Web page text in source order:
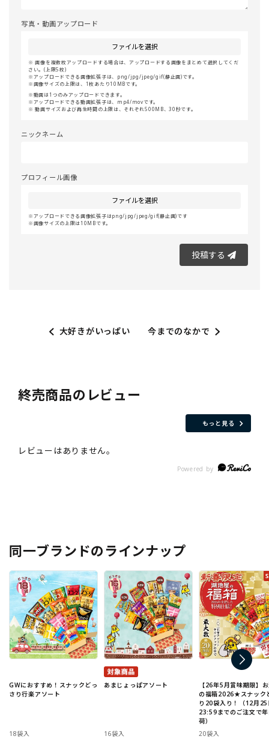
写真・動画アップロード
ファイルを選択
画像を複数枚アップロードする場合は、アップロードする画像をまとめて選択してくだ
さい。(上限5枚)
アップロードできる画像拡張子は、png/jpg/jpeg/gif(静止画)です。
画像サイズの上限は、1枚あたり10MBです。
動画は1つのみアップロードできます。
アップロードできる動画拡張子は、mp4/movです。
動画サイズおよび再生時間の上限は、それぞれ500MB、30秒です。
ニックネーム
プロフィール画像
ファイルを選択
アップロードできる画像拡張子はpng/jpg/jpeg/gif(静止画)です
画像サイズの上限は10MBです。
投稿する
大好きがいっぱい 今までのなかで
終売商品のレビュー
もっと見る
同一ブランドのラインナップ
GWにおすすめ！スナックどっ
さり行楽アソート
18袋入
あまじょっぱアソート
16袋入
【26年5月賞味期限】
の福箱2026★スナック
り20袋入り！（12月25
23:59までのご注文で
荷）
20袋入